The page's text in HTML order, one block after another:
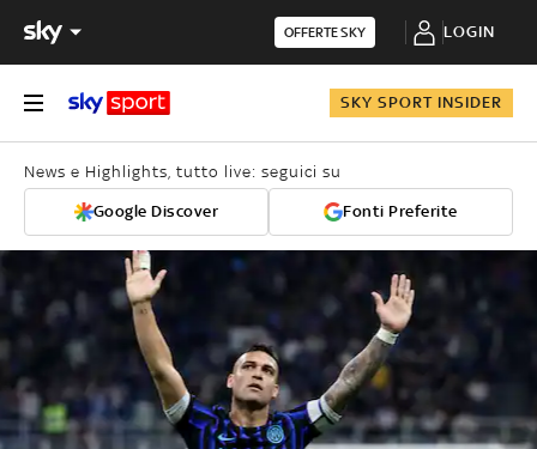
OFFERTE SKY LOGIN
SKY SPORT INSIDER
News e Highlights, tutto live: seguici su
Google Discover Fonti Preferite